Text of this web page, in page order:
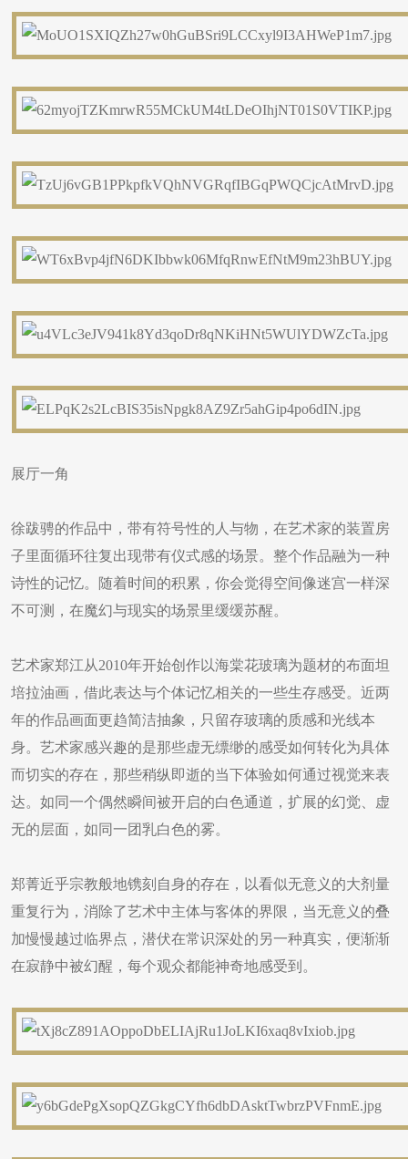
展厅一角
徐跋骋的作品中，带有符号性的人与物，在艺术家的装置房
子里面循环往复出现带有仪式感的场景。整个作品融为一种
诗性的记忆。随着时间的积累，你会觉得空间像迷宫一样深
不可测，在魔幻与现实的场景里缓缓苏醒。
艺术家郑江从2010年开始创作以海棠花玻璃为题材的布面坦
培拉油画，借此表达与个体记忆相关的一些生存感受。近两
年的作品画面更趋简洁抽象，只留存玻璃的质感和光线本
身。艺术家感兴趣的是那些虚无缥缈的感受如何转化为具体
而切实的存在，那些稍纵即逝的当下体验如何通过视觉来表
达。如同一个偶然瞬间被开启的白色通道，扩展的幻觉、虚
无的层面，如同一团乳白色的雾。
郑菁近乎宗教般地镌刻自身的存在，以看似无意义的大剂量
重复行为，消除了艺术中主体与客体的界限，当无意义的叠
加慢慢越过临界点，潜伏在常识深处的另一种真实，便渐渐
在寂静中被幻醒，每个观众都能神奇地感受到。